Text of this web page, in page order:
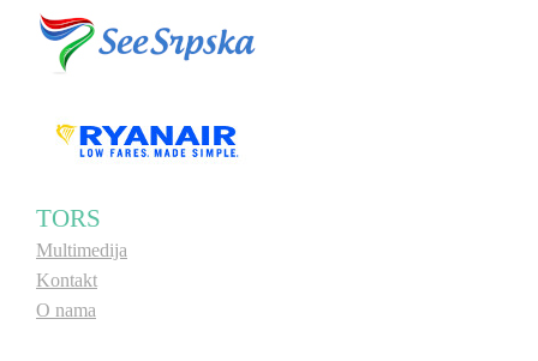
TORS
Multimedija
Kontakt
O nama